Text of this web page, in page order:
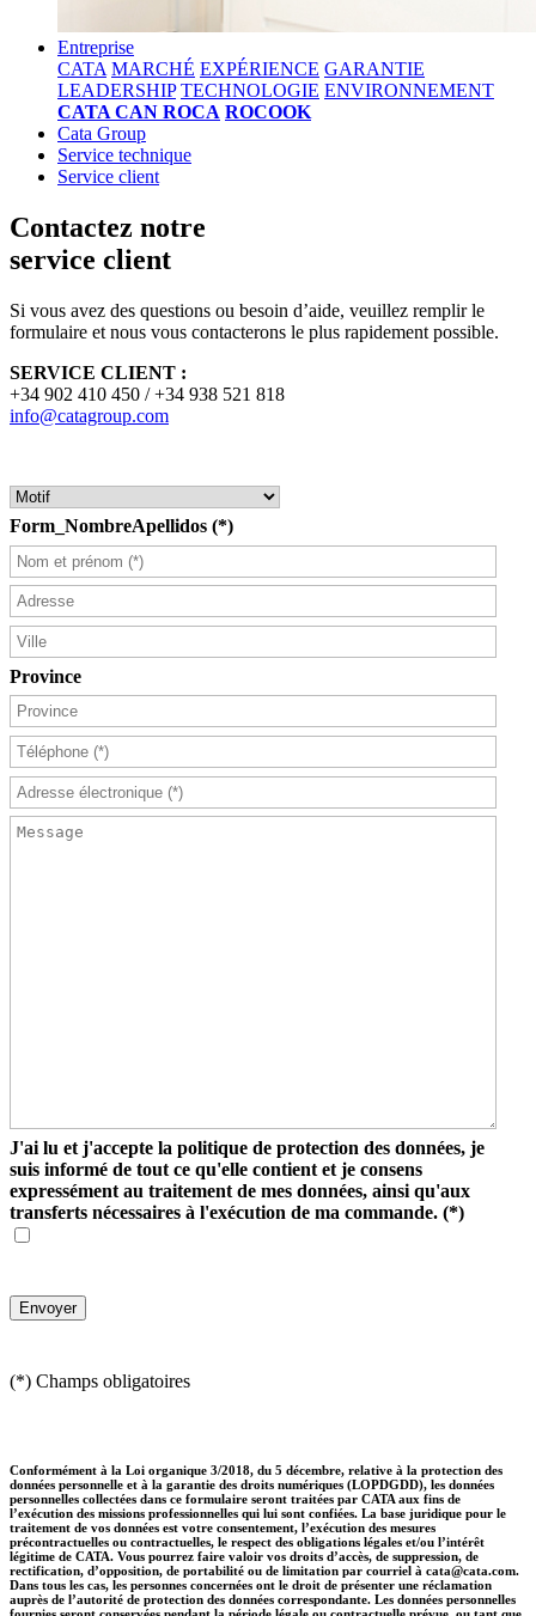
Entreprise
CATA MARCHÉ EXPÉRIENCE GARANTIE
LEADERSHIP TECHNOLOGIE ENVIRONNEMENT
CATA CAN ROCA ROCOOK
Cata Group
Service technique
Service client
Contactez notre
service client
Si vous avez des questions ou besoin d’aide, veuillez remplir le
formulaire et nous vous contacterons le plus rapidement possible.
SERVICE CLIENT :
+34 902 410 450 / +34 938 521 818
info@catagroup.com
Form_NombreApellidos (*)
Province
J'ai lu et j'accepte la politique de protection des données, je
suis informé de tout ce qu'elle contient et je consens
expressément au traitement de mes données, ainsi qu'aux
transferts nécessaires à l'exécution de ma commande. (*)
(*) Champs obligatoires
Conformément à la Loi organique 3/2018, du 5 décembre, relative à la protection des
données personnelle et à la garantie des droits numériques (LOPDGDD), les données
personnelles collectées dans ce formulaire seront traitées par CATA aux fins de
l’exécution des missions professionnelles qui lui sont confiées. La base juridique pour le
traitement de vos données est votre consentement, l’exécution des mesures
précontractuelles ou contractuelles, le respect des obligations légales et/ou l’intérêt
légitime de CATA. Vous pourrez faire valoir vos droits d’accès, de suppression, de
rectification, d’opposition, de portabilité ou de limitation par courriel à cata@cata.com.
Dans tous les cas, les personnes concernées ont le droit de présenter une réclamation
auprès de l’autorité de protection des données correspondante. Les données personnelles